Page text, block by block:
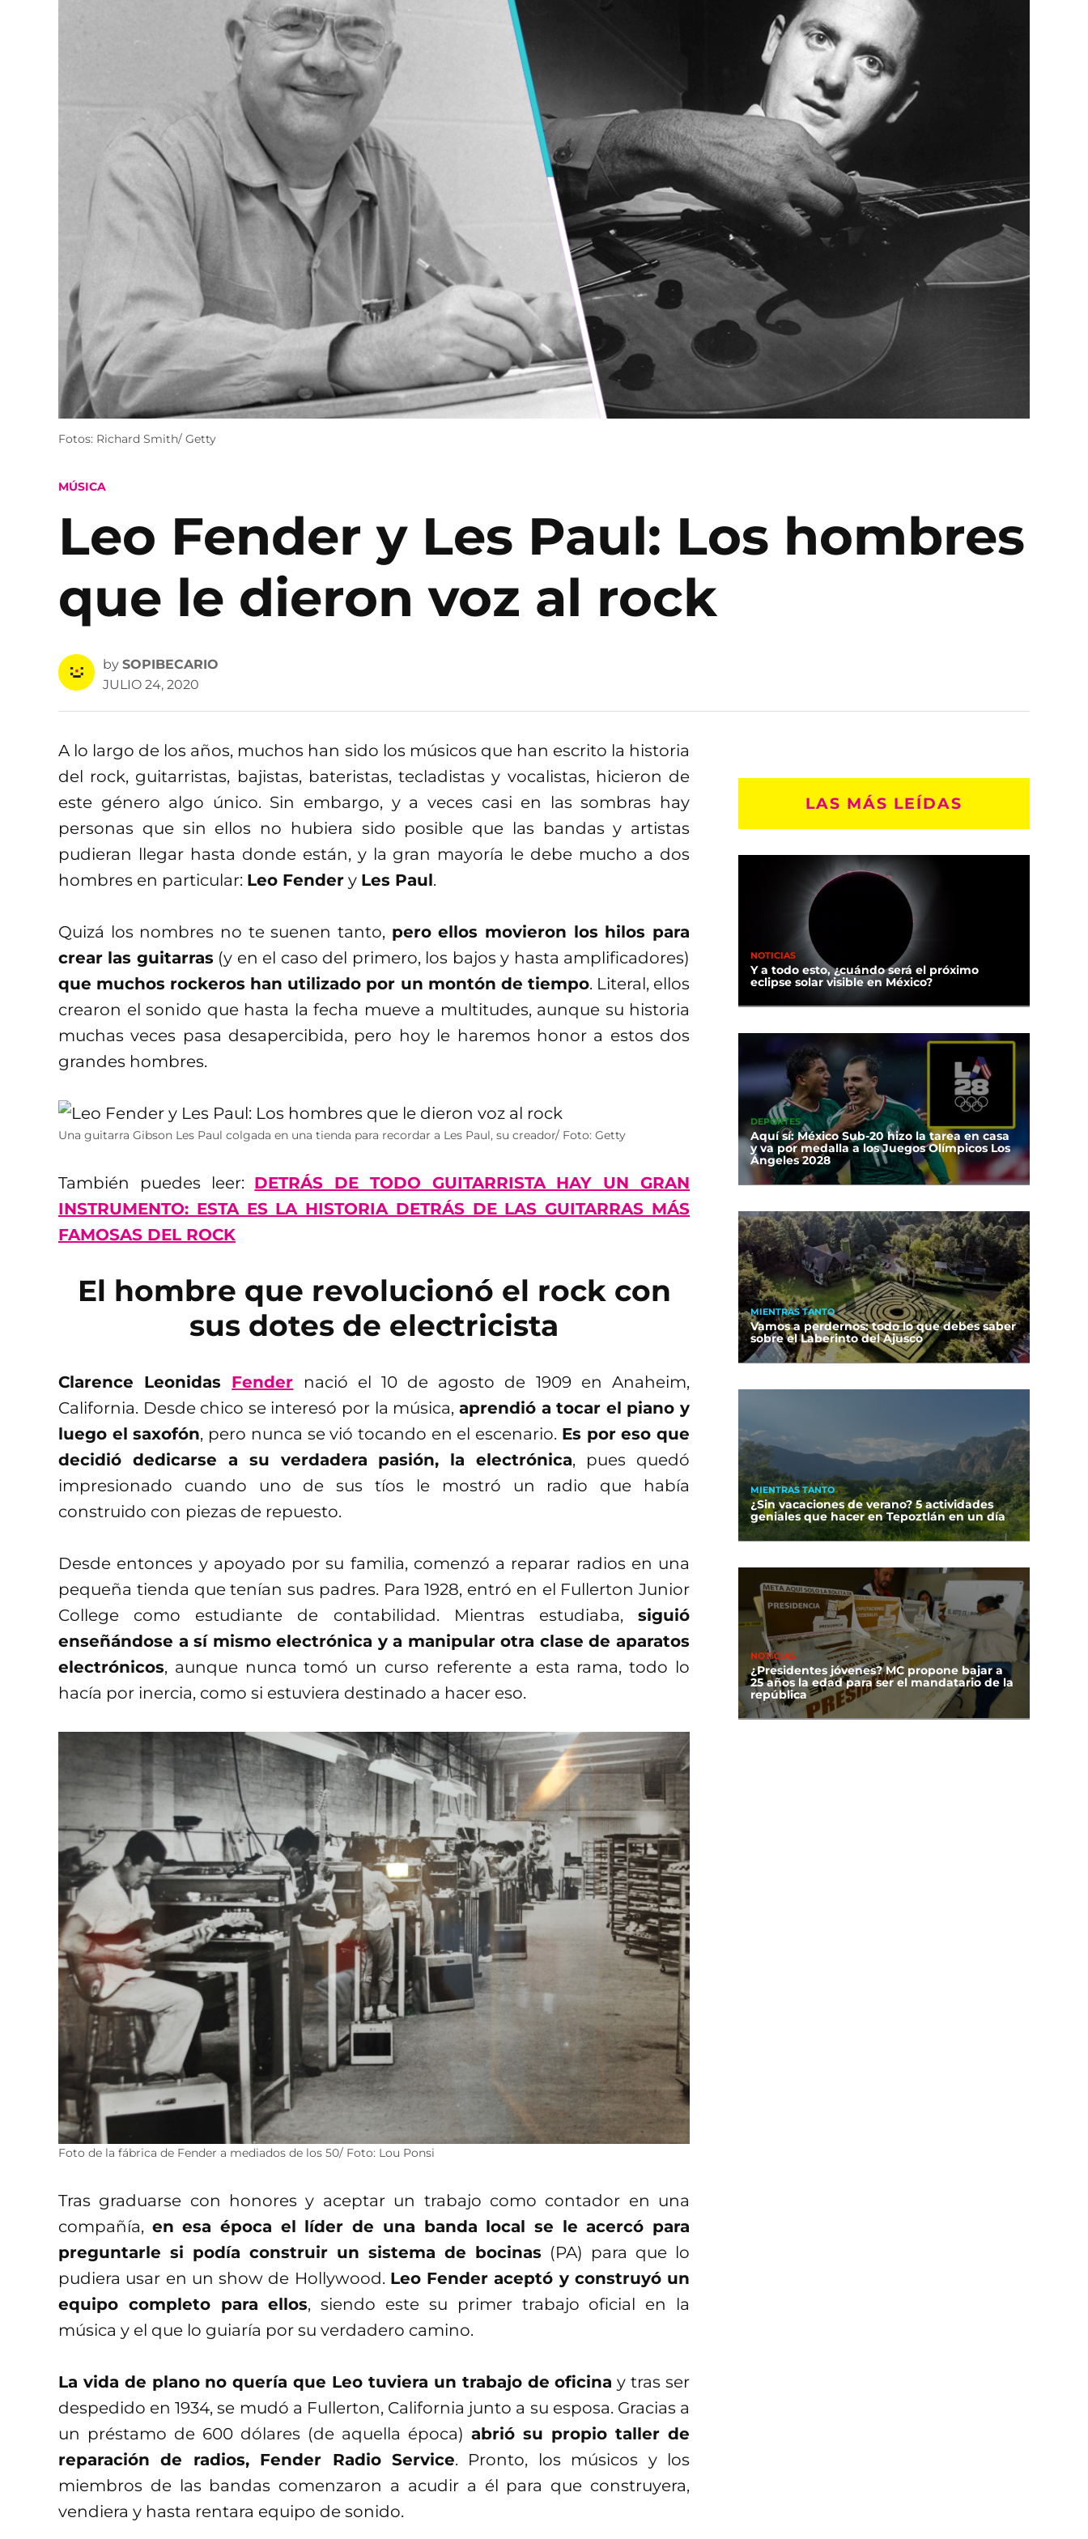
Fotos: Richard Smith/ Getty
POSTED
MÚSICA
Leo Fender y Les Paul: Los hombres
que le dieron voz al rock
by SOPIBECARIO
JULIO 24, 2020
A lo largo de los años, muchos han sido los músicos que han escrito la historia
del rock, guitarristas, bajistas, bateristas, tecladistas y vocalistas, hicieron de
este género algo único. Sin embargo, y a veces casi en las sombras hay
personas que sin ellos no hubiera sido posible que las bandas y artistas
pudieran llegar hasta donde están, y la gran mayoría le debe mucho a dos
hombres en particular: Leo Fender y Les Paul.
Quizá los nombres no te suenen tanto, pero ellos movieron los hilos para
crear las guitarras(y en el caso del primero, los bajos y hasta amplificadores)
que muchos rockeros han utilizado por un montón de tiempo. Literal, ellos
crearon el sonido que hasta la fecha mueve a multitudes, aunque su historia
muchas veces pasa desapercibida, pero hoy le haremos honor a estos dos
grandes hombres.
Una guitarra Gibson Les Paul colgada en una tienda para recordar a Les Paul, su creador/ Foto: Getty
También puedes leer: DETRÁS DE TODO GUITARRISTA HAY UN GRAN
INSTRUMENTO: ESTA ES LA HISTORIA DETRÁS DE LAS GUITARRAS MÁS
FAMOSAS DEL ROCK
El hombre que revolucionó el rock con
sus dotes de electricista
Clarence Leonidas Fender nació el 10 de agosto de 1909 en Anaheim,
California. Desde chico se interesó por la música, aprendió a tocar el piano y
luego el saxofón, pero nunca se vió tocando en el escenario. Es por eso que
decidió dedicarse a su verdadera pasión, la electrónica, pues quedó
impresionado cuando uno de sus tíos le mostró un radio que había
construido con piezas de repuesto.
Desde entonces y apoyado por su familia, comenzó a reparar radios en una
pequeña tienda que tenían sus padres. Para 1928, entró en el Fullerton Junior
College como estudiante de contabilidad. Mientras estudiaba, siguió
enseñándose a sí mismo electrónica y a manipular otra clase de aparatos
electrónicos, aunque nunca tomó un curso referente a esta rama, todo lo
hacía por inercia, como si estuviera destinado a hacer eso.
Foto de la fábrica de Fender a mediados de los 50/ Foto: Lou Ponsi
Tras graduarse con honores y aceptar un trabajo como contador en una
compañía, en esa época el líder de una banda local se le acercó para
preguntarle si podía construir un sistema de bocinas (PA) para que lo
pudiera usar en un show de Hollywood. Leo Fender aceptó y construyó un
equipo completo para ellos, siendo este su primer trabajo oficial en la
música y el que lo guiaría por su verdadero camino.
La vida de plano no quería que Leo tuviera un trabajo de oficina y tras ser
despedido en 1934, se mudó a Fullerton, California junto a su esposa. Gracias a
un préstamo de 600 dólares (de aquella época) abrió su propio taller de
reparación de radios, Fender Radio Service. Pronto, los músicos y los
miembros de las bandas comenzaron a acudir a él para que construyera,
vendiera y hasta rentara equipo de sonido.
LAS MÁS LEÍDAS
NOTICIAS
Y a todo esto, ¿cuándo será el próximo
eclipse solar visible en México?
DEPORTES
Aquí sí: México Sub-20 hizo la tarea en casa
y va por medalla a los Juegos Olímpicos Los
Ángeles 2028
MIENTRAS TANTO
Vamos a perdernos: todo lo que debes saber
sobre el Laberinto del Ajusco
MIENTRAS TANTO
¿Sin vacaciones de verano? 5 actividades
geniales que hacer en Tepoztlán en un día
NOTICIAS
¿Presidentes jóvenes? MC propone bajar a
25 años la edad para ser el mandatario de la
república